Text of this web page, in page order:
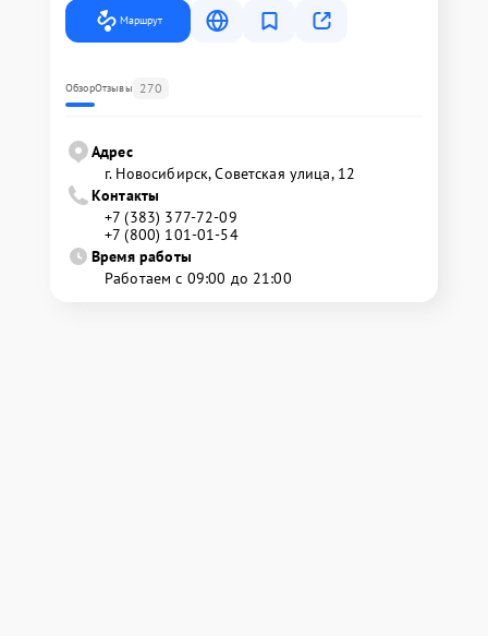
Маршрут
ОбзорОтзывы 270
Адрес
г. Новосибирск, Советская улица, 12
Контакты
+7 (383) 377-72-09
+7 (800) 101-01-54
Время работы
Работаем с 09:00 до 21:00